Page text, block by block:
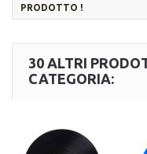
PRODOTTO !
30 ALTRI
CATEGORIA: